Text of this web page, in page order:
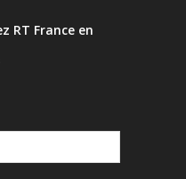
RT France en